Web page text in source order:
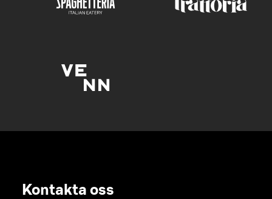
Kontakta oss